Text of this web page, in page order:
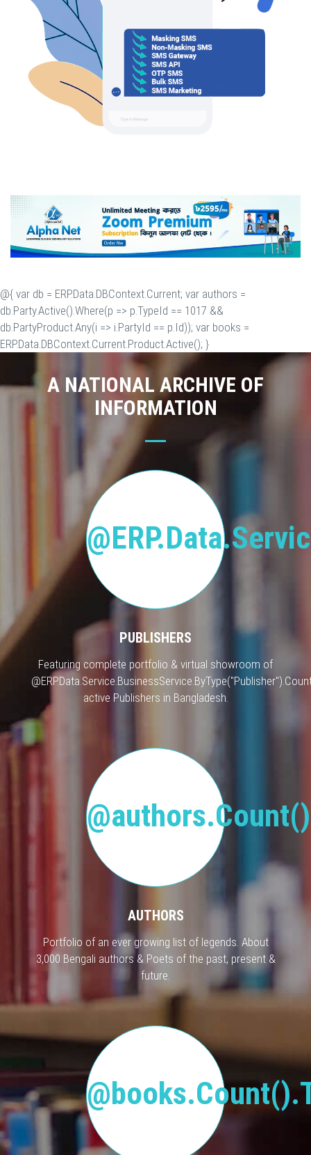
@{ var db = ERP.Data.DBContext.Current; var authors =
db.Party.Active().Where(p => p.TypeId == 1017 &&
db.PartyProduct.Any(i => i.PartyId == p.Id)); var books =
ERP.Data.DBContext.Current.Product.Active(); }
A NATIONAL ARCHIVE OF
INFORMATION
PUBLISHERS
Featuring complete portfolio & virtual showroom of
active Publishers in Bangladesh.
AUTHORS
Portfolio of an ever growing list of legends. About
3,000 Bengali authors & Poets of the past, present &
future.